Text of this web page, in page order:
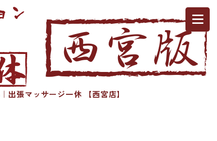
出張マッサージ一休 【西宮店】